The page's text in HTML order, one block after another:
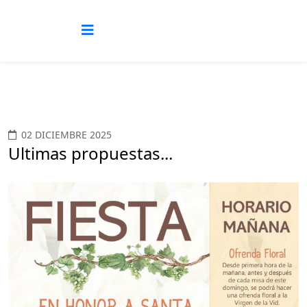
02 DICIEMBRE 2025
Ultimas propuestas...